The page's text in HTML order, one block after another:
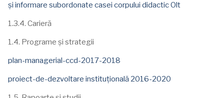
și informare subordonate casei corpului didactic Olt
1.3.4. Carieră
1.4. Programe și strategii
plan-managerial-ccd-2017-2018
proiect-de-dezvoltare instituțională 2016-2020